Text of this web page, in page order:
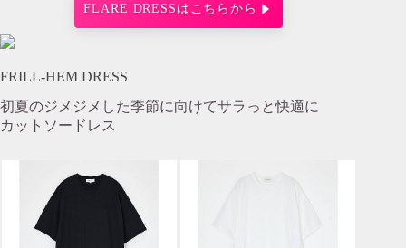
FLARE DRESSはこちらから
FRILL-HEM DRESS
初夏のジメジメした季節に向けてサラっと快適に
カットソードレス